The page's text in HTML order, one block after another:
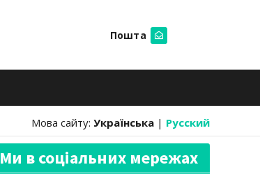
Пошта
Мова сайту: Українська | Русский
Ми в соціальних мережах